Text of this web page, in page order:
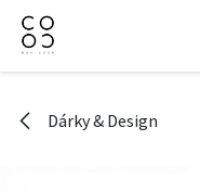
Přejít na obsah
Dárky & Design